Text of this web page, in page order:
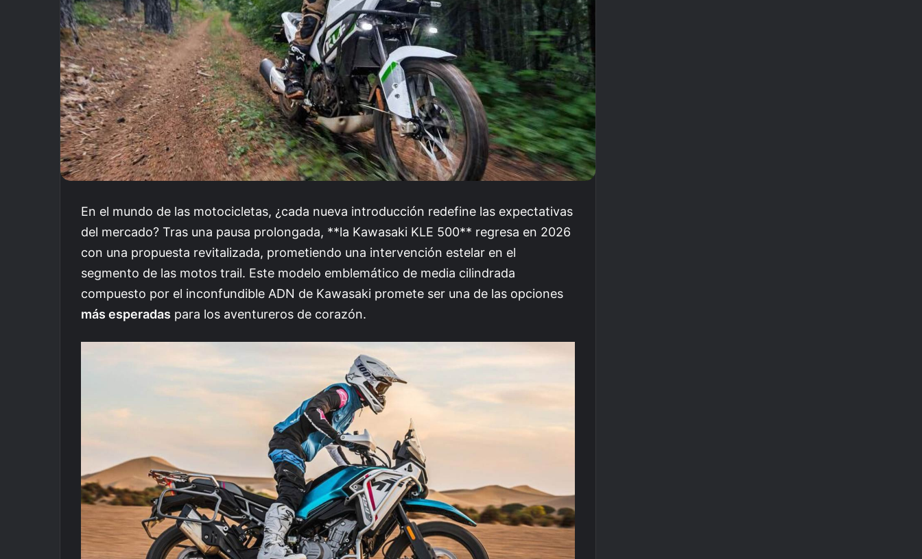
En el mundo de las motocicletas, ¿cada nueva introducción redefine las expectativas
del mercado? Tras una pausa prolongada, **la Kawasaki KLE 500** regresa en 2026
con una propuesta revitalizada, prometiendo una intervención estelar en el
segmento de las motos trail. Este modelo emblemático de media cilindrada
compuesto por el inconfundible ADN de Kawasaki promete ser una de las opciones
más esperadas para los aventureros de corazón.